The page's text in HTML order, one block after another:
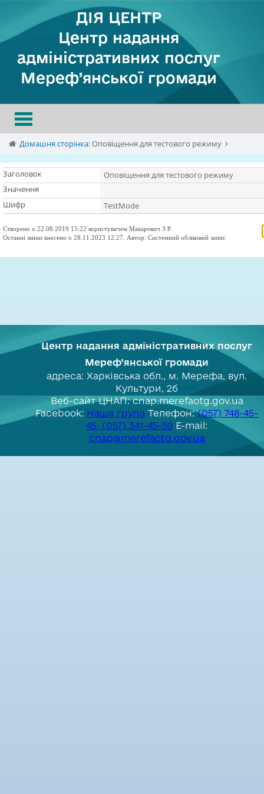
ДІЯ ЦЕНТР
Центр надання
адміністративних послуг
Мереф’янської громади
Toggle
navigation
Домашня сторінка:Оповіщення для тестового режиму
Заголовок
Оповіщення для тестового режиму
Значення
Шифр
TestMode
Створено о 22.08.2019 15:22 користувачем Макаревич З.Р.
Останні зміни внесено о 28.11.2023 12:27. Автор: Системний обліковий запис
Центр надання адміністративних послуг
Мереф’янської громади
адреса: Харківська обл., м. Мерефа, вул.
Культури, 2б
Веб-сайт ЦНАП: cnap.merefaotg.gov.ua
Facebook: Наша група Телефон:(057) 748-45-
45, (057) 341-45-59 E-mail:
cnap@merefaotg.gov.ua